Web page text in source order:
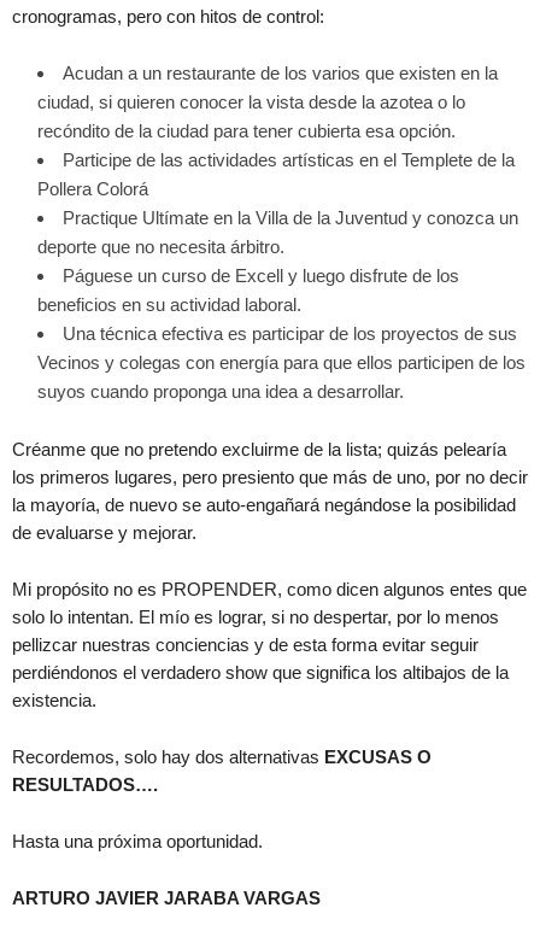
cronogramas, pero con hitos de control:
Acudan a un restaurante de los varios que existen en la
ciudad, si quieren conocer la vista desde la azotea o lo
recóndito de la ciudad para tener cubierta esa opción.
Participe de las actividades artísticas en el Templete de la
Pollera Colorá
Practique Ultímate en la Villa de la Juventud y conozca un
deporte que no necesita árbitro.
Páguese un curso de Excell y luego disfrute de los
beneficios en su actividad laboral.
Una técnica efectiva es participar de los proyectos de sus
Vecinos y colegas con energía para que ellos participen de los
suyos cuando proponga una idea a desarrollar.
Créanme que no pretendo excluirme de la lista; quizás pelearía
los primeros lugares, pero presiento que más de uno, por no decir
la mayoría, de nuevo se auto-engañará negándose la posibilidad
de evaluarse y mejorar.
Mi propósito no es PROPENDER, como dicen algunos entes que
solo lo intentan. El mío es lograr, si no despertar, por lo menos
pellizcar nuestras conciencias y de esta forma evitar seguir
perdiéndonos el verdadero show que significa los altibajos de la
existencia.
Recordemos, solo hay dos alternativas EXCUSAS O
RESULTADOS….
Hasta una próxima oportunidad.
ARTURO JAVIER JARABA VARGAS